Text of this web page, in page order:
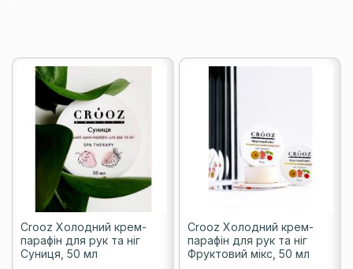
Crooz Холодний крем-
парафін для рук та ніг
Суниця, 50 мл
Crooz Холодний крем-
парафін для рук та ніг
Фруктовий мікс, 50 мл